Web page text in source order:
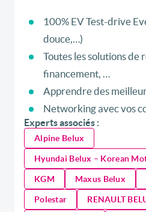
100% EV Test-drive
douce,…)
Toutes les solutions de
financement, …
Apprendre des
Networking avec vos
Experts associés :
Alpine Belux
Hyundai Belux – Korean
KGM Maxus Belux
Polestar RENAULT